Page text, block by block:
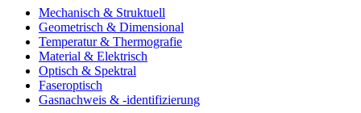
Mechanisch & Struktuell
Geometrisch & Dimensional
Temperatur & Thermografie
Material & Elektrisch
Optisch & Spektral
Faseroptisch
Gasnachweis & -identifizierung